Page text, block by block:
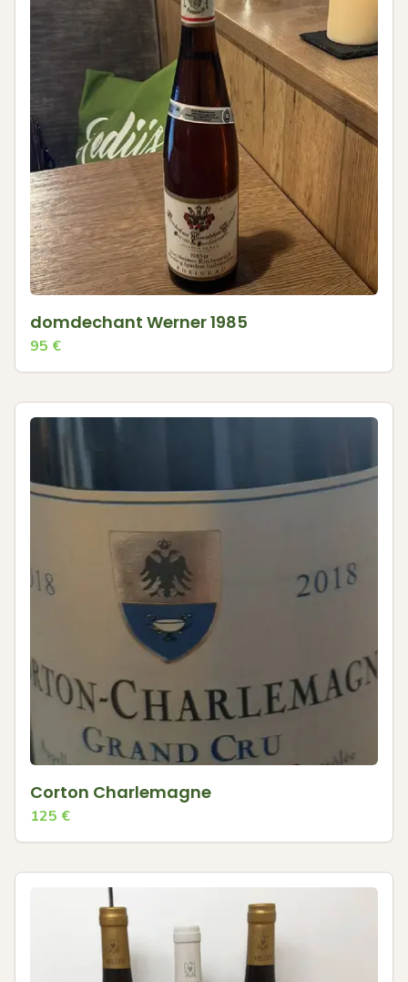
domdechant Werner 1985
95 €
Corton Charlemagne
125 €